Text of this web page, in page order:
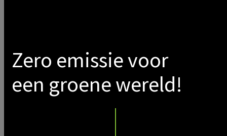
Zero emissie voor
een groene wereld!